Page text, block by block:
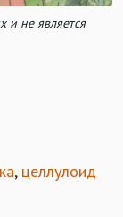
и не является
, целлулоид